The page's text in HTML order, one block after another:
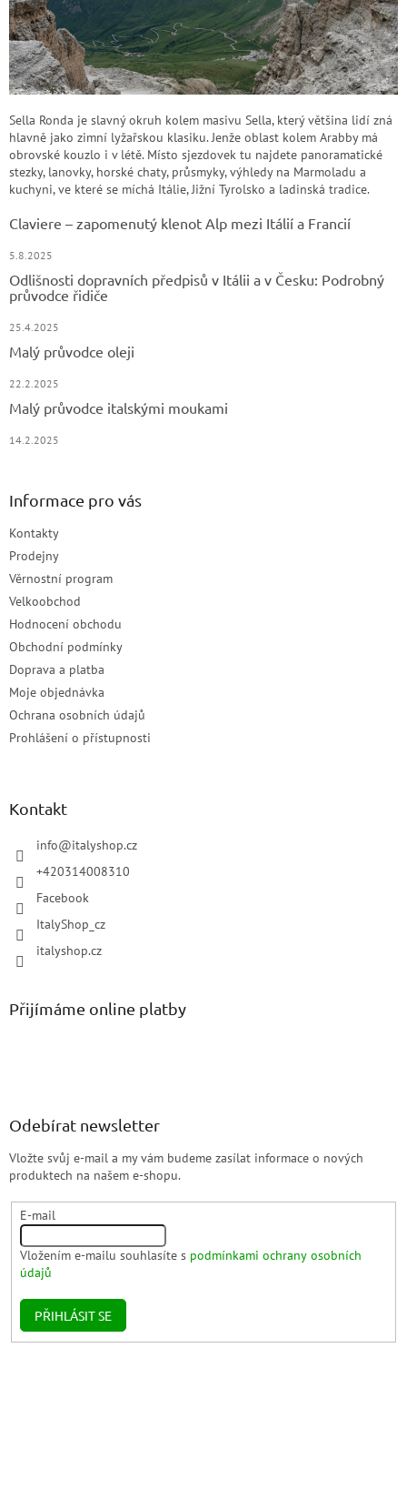
Sella Ronda je slavný okruh kolem masivu Sella, který většina lidí zná
hlavně jako zimní lyžařskou klasiku. Jenže oblast kolem Arabby má
obrovské kouzlo i v létě. Místo sjezdovek tu najdete panoramatické
stezky, lanovky, horské chaty, průsmyky, výhledy na Marmoladu a
kuchyni, ve které se míchá Itálie, Jižní Tyrolsko a ladinská tradice.
Claviere – zapomenutý klenot Alp mezi Itálií a Francií
5.8.2025
Odlišnosti dopravních předpisů v Itálii a v Česku: Podrobný
průvodce řidiče
25.4.2025
Malý průvodce oleji
22.2.2025
Malý průvodce italskými moukami
14.2.2025
Informace pro vás
Kontakty
Prodejny
Věrnostní program
Velkoobchod
Hodnocení obchodu
Obchodní podmínky
Doprava a platba
Moje objednávka
Ochrana osobních údajů
Prohlášení o přístupnosti
Kontakt
info@italyshop.cz
+420314008310
Facebook
ItalyShop_cz
italyshop.cz
Přijímáme online platby
Odebírat newsletter
Vložte svůj e-mail a my vám budeme zasílat informace o nových
produktech na našem e-shopu.
E-mail
Vložením e-mailu souhlasíte s podmínkami ochrany osobních
údajů
PŘIHLÁSIT SE